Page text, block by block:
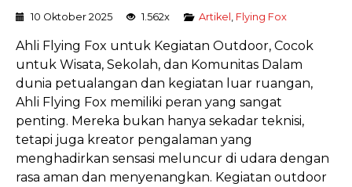
10 Oktober 2025 1.562x Artikel Flying Fox
Ahli Flying Fox untuk Kegiatan Outdoor, Cocok
untuk Wisata, Sekolah, dan Komunitas Dalam
dunia petualangan dan kegiatan luar ruangan,
Ahli Flying Fox memiliki peran yang sangat
penting. Mereka bukan hanya sekadar teknisi,
tetapi juga kreator pengalaman yang
menghadirkan sensasi meluncur di udara dengan
rasa aman dan menyenangkan. Kegiatan outdoor